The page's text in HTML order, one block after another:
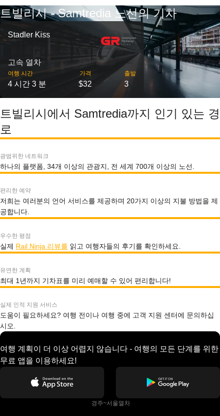
트빌리시 - Samtredia 노선의 기차
Stadler Kiss
고속 열차
여행 시간
4 시간 3 분
가격
$32
출발
3
트빌리시에서 Samtredia까지 인기 있는 경
로
광범위한 네트워크
하나의 플랫폼, 34개 이상의 관광지, 전 세계 700개 이상의 노선.
편리한 예약
저희는 여러분의 언어 서비스를 제공하며 20가지 이상의 지불 방법을 제
공합니다.
우수한 평점
실제 Rail Ninja 리뷰를 읽고 여행자들의 후기를 확인하세요.
유연한 계획
최대 1년까지 기차표를 미리 예매할 수 있어 편리합니다!
실제 인적 지원 서비스
도움이 필요하세요? 여행 전이나 여행 중에 고객 지원 센터에 문의하십
시오.
여행 계획이 더 이상 어렵지 않습니다 - 여행의 모든 단계를 위한
무료 앱을 이용하세요!
경주~서울열차